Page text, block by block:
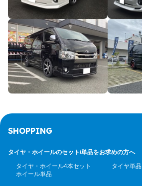
SHOPPING
タイヤ・ホイールのセット/単品をお求めの方へ
タイヤ・ホイール4本セット
タイヤ単品
ホイール単品